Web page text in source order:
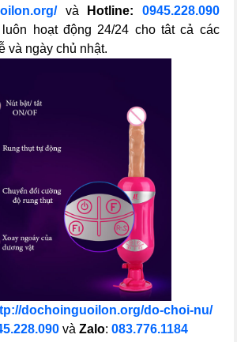
và Hotline: 0945.228.090
hoạt động 24/24 cho tât cả các
và ngày chủ nhật.
dochoinguoilon.org/do-choi-nu/
và Zalo: 083.776.1184